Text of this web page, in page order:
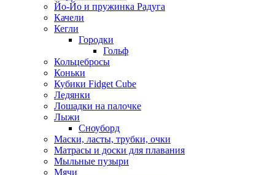
Йо-Йо и пружинка Радуга
Качели
Кегли
Городки
Гольф
Кольцебросы
Коньки
Кубики Fidget Cube
Ледянки
Лошадки на палочке
Лыжи
Сноуборд
Маски, ласты, трубки, очки
Матрасы и доски для плавания
Мыльные пузыри
Мячи